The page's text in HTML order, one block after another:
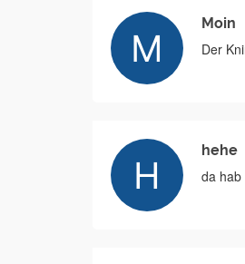
Moin
Der
hehe
da hab